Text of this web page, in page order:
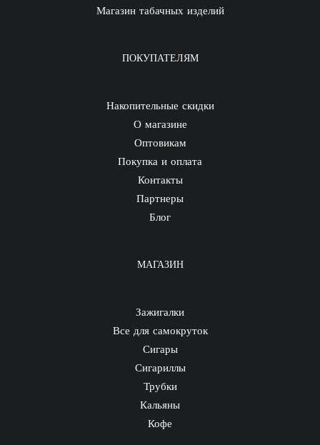
Магазин табачных изделий
ПОКУПАТЕЛЯМ
Накопительные скидки
О магазине
Оптовикам
Покупка и оплата
Контакты
Партнеры
Блог
МАГАЗИН
Зажигалки
Все для самокруток
Сигары
Сигариллы
Трубки
Кальяны
Кофе